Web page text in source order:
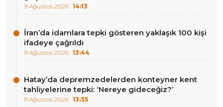
9 Ağustos 2026 14:13
İran’da idamlara tepki gösteren yaklaşık 100 kişi
ifadeye çağrıldı
9 Ağustos 2026 13:44
Hatay’da depremzedelerden konteyner kent
tahliyelerine tepki: ‘Nereye gideceğiz?’
9 Ağustos 2026 13:35